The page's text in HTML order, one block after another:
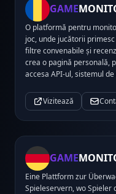
GAME
O platformă pentru
joc, unde jucătorii
filtre convenabile și
crea o pagină personală,
accesa API-ul, sistemul
Vizitează
GAME
Eine Plattform zur
Spieleservern, wo